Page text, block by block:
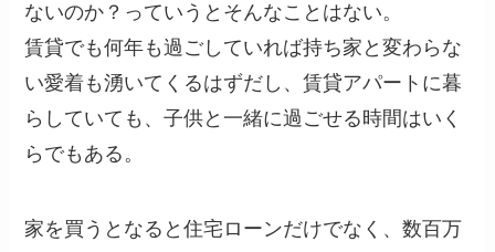
ないのか？っていうとそんなことはない。
賃貸でも何年も過ごしていれば持ち家と変わらな
い愛着も湧いてくるはずだし、賃貸アパートに暮
らしていても、子供と一緒に過ごせる時間はいく
らでもある。
家を買うとなると住宅ローンだけでなく、数百万